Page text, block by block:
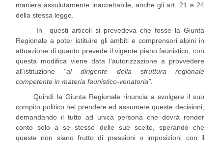
maniera assolutamente inaccettabile, anche gli art. 21 e 24
della stessa legge.
In questi articoli si prevedeva che fosse la Giunta
Regionale a poter istituire gli ambiti e comprensori alpini in
attuazione di quanto prevede il vigente piano faunistico; con
questa modifica viene data l’autorizzazione a provvedere
all’istituzione “al dirigente della struttura regionale
competente in materia faunistico-venatoria”.
Quindi la Giunta Regionale rinuncia a svolgere il suo
compito politico nel prendere ed assumere queste decisioni,
demandando il tutto ad unica persona che dovrà render
conto solo a se stesso delle sue scelte, sperando che
queste non siano frutto di pressioni o imposizioni con il